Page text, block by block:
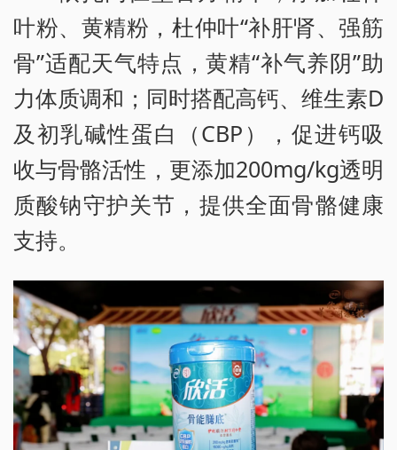
叶粉、黄精粉，杜仲叶“补肝肾、强筋
骨”适配天气特点，黄精“补气养阴”助
力体质调和；同时搭配高钙、维生素D
及初乳碱性蛋白（CBP），促进钙吸
收与骨骼活性，更添加200mg/kg透明
质酸钠守护关节，提供全面骨骼健康
支持。